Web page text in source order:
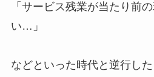
「サービス残業が当たり前
い…」
などといった時代と逆行し